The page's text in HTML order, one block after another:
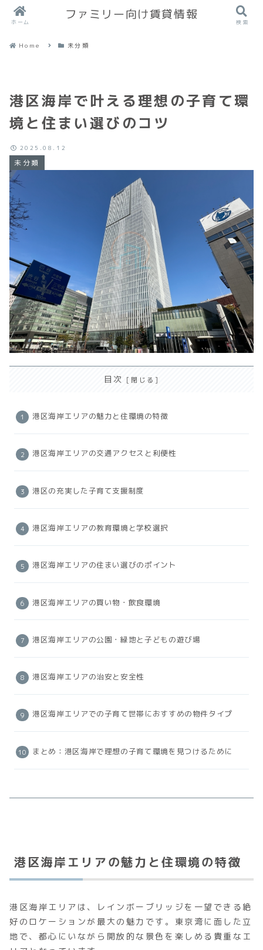
Home 未分類
港区海岸で叶える理想の子育て環
境と住まい選びのコツ
未分類
2025.08.12
目次
港区海岸エリアの魅力と住環境の特徴
港区海岸エリアの交通アクセスと利便性
港区の充実した子育て支援制度
港区海岸エリアの教育環境と学校選択
港区海岸エリアの住まい選びのポイント
港区海岸エリアの買い物・飲食環境
港区海岸エリアの公園・緑地と子どもの遊び場
港区海岸エリアの治安と安全性
港区海岸エリアでの子育て世帯におすすめの物件タイプ
まとめ：港区海岸で理想の子育て環境を見つけるために
港区海岸エリアの魅力と住環境の特徴
港区海岸エリアは、レインボーブリッジを一望できる絶
好のロケーションが最大の魅力です。東京湾に面した立
地で、都心にいながら開放的な景色を楽しめる貴重なエ
ホーム
ファミリー向け賃貸情報
検索